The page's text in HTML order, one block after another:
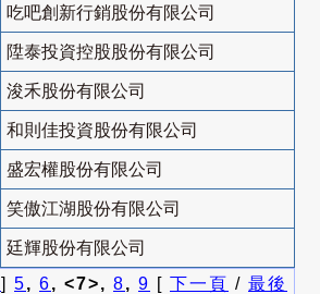
吃吧創新行銷股份有限公司
陞泰投資控股股份有限公司
浚禾股份有限公司
和則佳投資股份有限公司
盛宏權股份有限公司
笑傲江湖股份有限公司
廷輝股份有限公司
] 5, 6, <7>, 8, 9 [ 下一頁 / 最後